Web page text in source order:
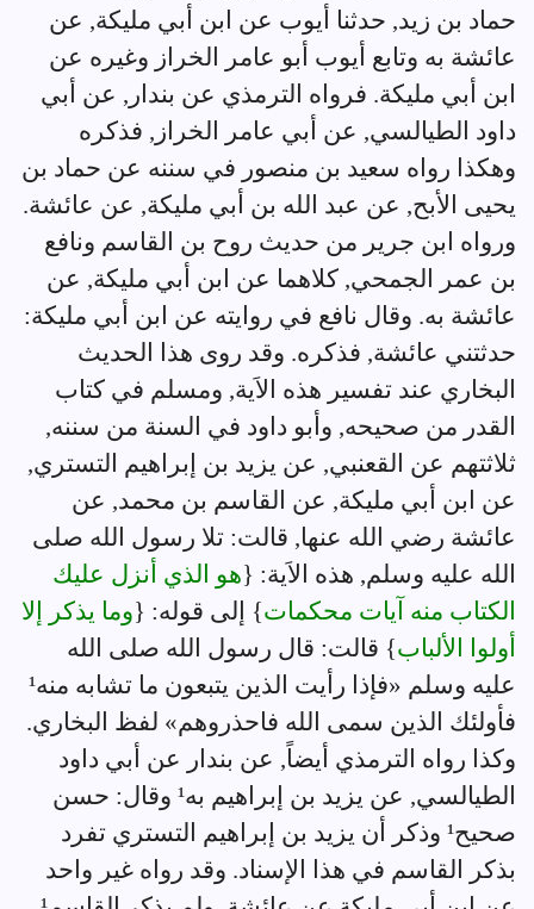
حماد بن زيد, حدثنا أيوب عن ابن أبي مليكة, عن
عائشة به وتابع أيوب أبو عامر الخراز وغيره عن
ابن أبي مليكة. فرواه الترمذي عن بندار, عن أبي
داود الطيالسي, عن أبي عامر الخراز, فذكره
وهكذا رواه سعيد بن منصور في سننه عن حماد بن
يحيى الأبح, عن عبد الله بن أبي مليكة, عن عائشة.
ورواه ابن جرير من حديث روح بن القاسم ونافع
بن عمر الجمحي, كلاهما عن ابن أبي مليكة, عن
عائشة به. وقال نافع في روايته عن ابن أبي مليكة:
حدثتني عائشة, فذكره. وقد روى هذا الحديث
البخاري عند تفسير هذه الاَية, ومسلم في كتاب
القدر من صحيحه, وأبو داود في السنة من سننه,
ثلاثتهم عن القعنبي, عن يزيد بن إبراهيم التستري,
عن ابن أبي مليكة, عن القاسم بن محمد, عن
عائشة رضي الله عنها, قالت: تلا رسول الله صلى
الله عليه وسلم, هذه الاَية: {هو الذي أنزل عليك
الكتاب منه آيات محكمات} إلى قوله: {وما يذكر إلا
أولوا الألباب} قالت: قال رسول الله صلى الله
عليه وسلم «فإذا رأيت الذين يتبعون ما تشابه منه¹
فأولئك الذين سمى الله فاحذروهم» لفظ البخاري.
وكذا رواه الترمذي أيضاً, عن بندار عن أبي داود
الطيالسي, عن يزيد بن إبراهيم به¹ وقال: حسن
صحيح¹ وذكر أن يزيد بن إبراهيم التستري تفرد
بذكر القاسم في هذا الإسناد. وقد رواه غير واحد